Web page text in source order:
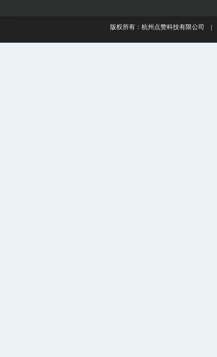
版权所有：杭州点赞科技有限公司